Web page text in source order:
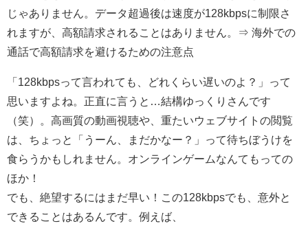
じゃありません。データ超過後は速度が128kbpsに制限さ
れますが、高額請求されることはありません。⇒ 海外での
通話で高額請求を避けるための注意点
「128kbpsって言われても、どれくらい遅いのよ？」って
思いますよね。正直に言うと…結構ゆっくりさんです
（笑）。高画質の動画視聴や、重たいウェブサイトの閲覧
は、ちょっと「うーん、まだかなー？」って待ちぼうけを
食らうかもしれません。オンラインゲームなんてもっての
ほか！
でも、絶望するにはまだ早い！この128kbpsでも、意外と
できることはあるんです。例えば、